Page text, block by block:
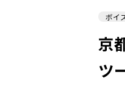
ボイ
京
ツ